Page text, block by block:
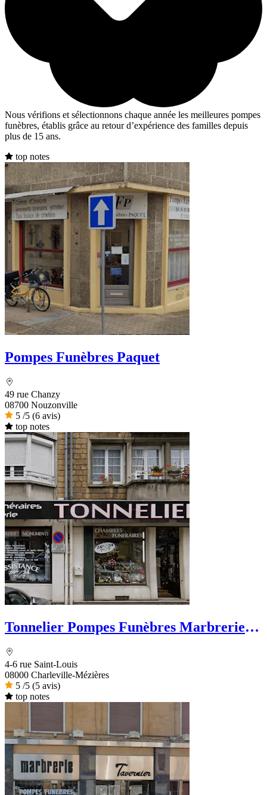
Nous vérifions et sélectionnons chaque année les meilleures pompes
funèbres, établis grâce au retour d’expérience des familles depuis
plus de 15 ans.
top notes
Pompes Funèbres Paquet
49 rue Chanzy
08700 Nouzonville
5 /5 (6 avis)
top notes
Tonnelier Pompes Funèbres Marbrerie
4-6 rue Saint-Louis
08000 Charleville-Mézières
5 /5 (5 avis)
top notes